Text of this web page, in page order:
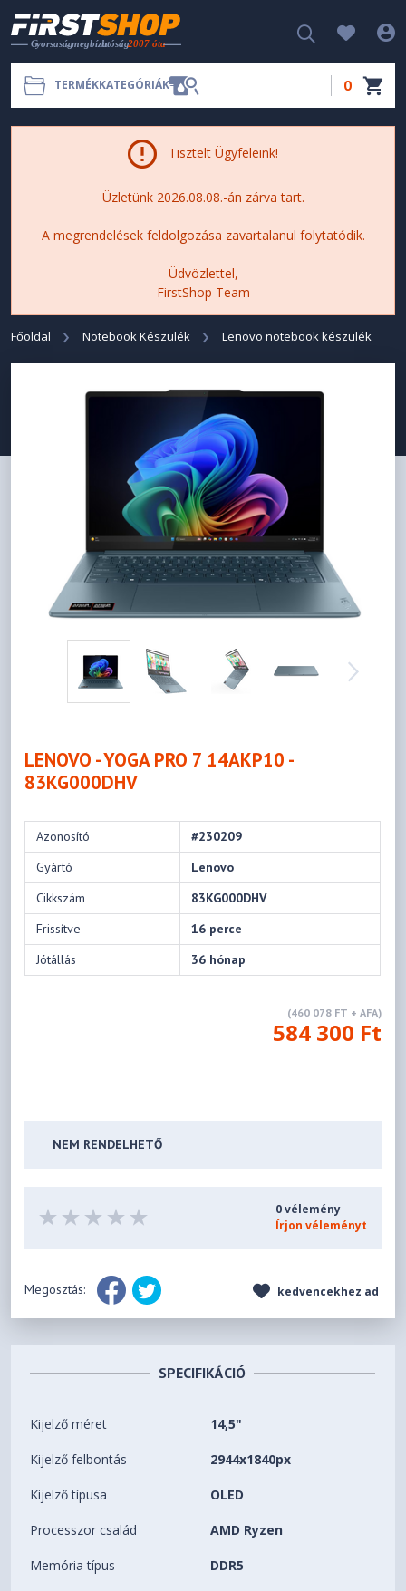
TERMÉKKATEGÓRIÁK 0
Tisztelt Ügyfeleink!
Üzletünk 2026.08.08.-án zárva tart.
A megrendelések feldolgozása zavartalanul folytatódik.
Üdvözlettel,
FirstShop Team
Főoldal Notebook Készülék Lenovo notebook készülék
LENOVO - YOGA PRO 7 14AKP10 -
83KG000DHV
Azonosító
#230209
Gyártó
Lenovo
Cikkszám
83KG000DHV
Frissítve
16 perce
Jótállás
36 hónap
(460 078 FT + ÁFA)
584 300 Ft
NEM RENDELHETŐ
0 vélemény
Írjon véleményt
Megosztás: kedvencekhez ad
SPECIFIKÁCIÓ
Kijelző méret 14,5"
Kijelző felbontás 2944x1840px
Kijelző típusa OLED
Processzor család AMD Ryzen
Memória típus DDR5